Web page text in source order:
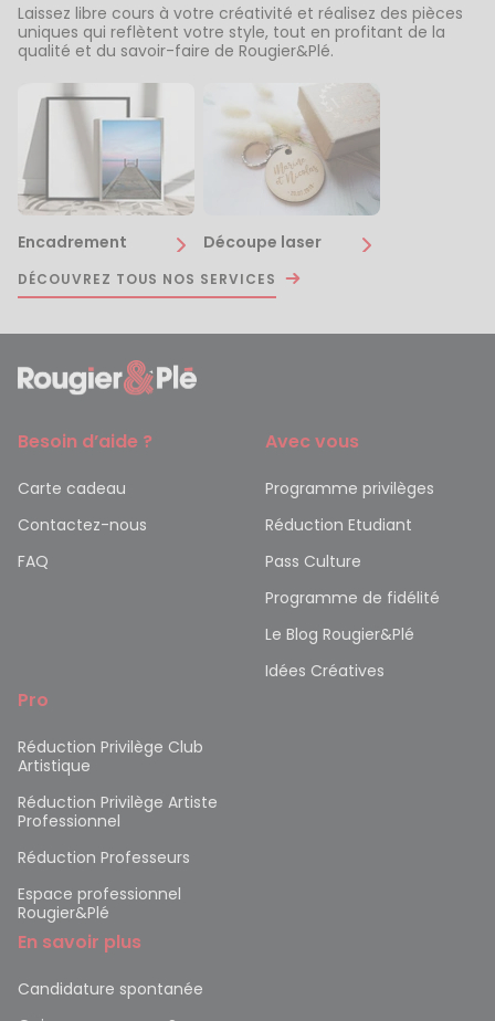
Laissez libre cours à votre créativité et réalisez des pièces
uniques qui reflètent votre style, tout en profitant de la
qualité et du savoir-faire de Rougier&Plé.
Encadrement Découpe laser
DÉCOUVREZ TOUS NOS SERVICES
Besoin d’aide ?
Carte cadeau
Contactez-nous
FAQ
Avec vous
Programme privilèges
Réduction Etudiant
Pass Culture
Programme de fidélité
Le Blog Rougier&Plé
Idées Créatives
Pro
Réduction Privilège Club
Artistique
Réduction Privilège Artiste
Professionnel
Réduction Professeurs
Espace professionnel
Rougier&Plé
En savoir plus
Candidature spontanée